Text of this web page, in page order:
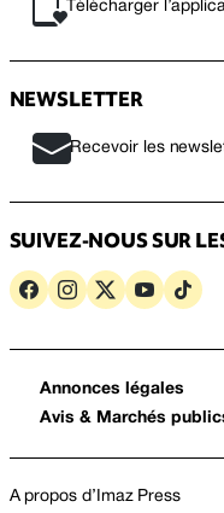
Télécharger
NEWSLETTER
Recevoir les
SUIVEZ-NOUS SUR
Annonces légales
Avis & Marchés
A propos d’Imaz Press